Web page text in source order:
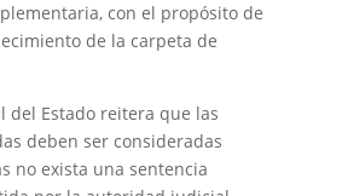
con el propósito de
de la carpeta de
del Estado reitera que las
deben ser consideradas
no exista una sentencia